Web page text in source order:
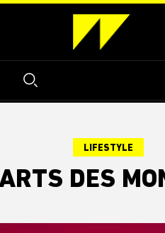
LIFESTYLE
DES